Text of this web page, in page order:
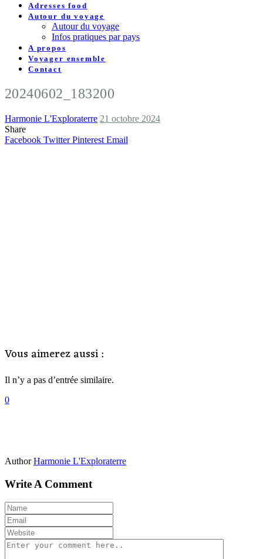
Adresses food
Autour du voyage
Autour du voyage
Infos pratiques par pays
A propos
Voyager ensemble
Contact
20240602_183200
Harmonie L'Exploraterre 21 octobre 2024
Share
Facebook Twitter Pinterest Email
Vous aimerez aussi :
Il n’y a pas d’entrée similaire.
0
Author Harmonie L'Exploraterre
Write A Comment